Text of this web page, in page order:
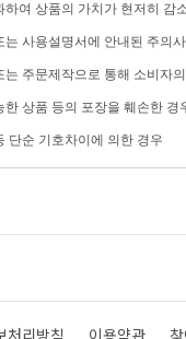
하여 상품의 가치가 현저히 감
는 사용설명서에 안내된 주의
는 주문제작으로 통해 소비자
한 상품 등의 포장을 훼손한 경
단순 기호차이에 의한 경우